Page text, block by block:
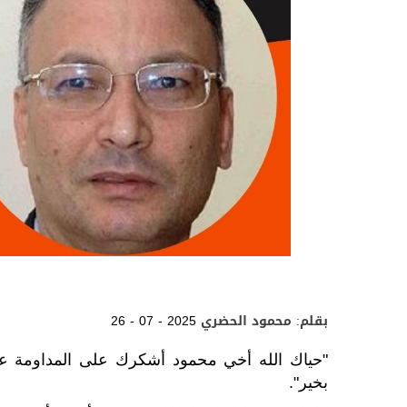
26 - 07 - 2025 بقلم: محمود الحضري
"حياك الله أخي محمود أشكرك على المداومة
بخير".